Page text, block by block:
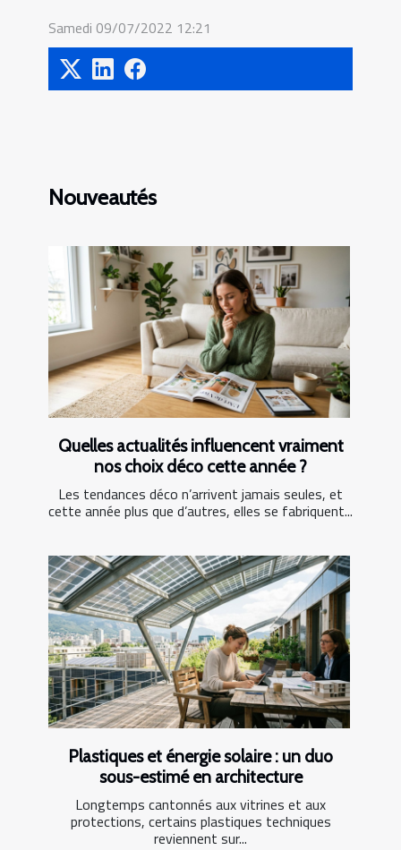
Samedi 09/07/2022 12:21
Nouveautés
Quelles actualités influencent vraiment
nos choix déco cette année ?
Les tendances déco n’arrivent jamais seules, et
cette année plus que d’autres, elles se fabriquent...
Plastiques et énergie solaire : un duo
sous-estimé en architecture
Longtemps cantonnés aux vitrines et aux
protections, certains plastiques techniques
reviennent sur...